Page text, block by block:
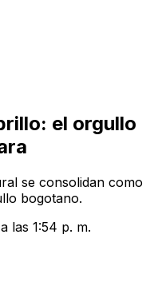
el orgullo
se consolidan como
bogotano.
las 1:54 p. m.